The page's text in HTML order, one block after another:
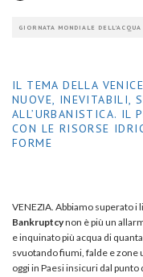
GIORNATA MONDIALE
IL TEMA DELLA
NUOVE, INEVITABILI,
ALL’URBANISTICA. IL
CON LE RISORSE
FORME
VENEZIA. Abbiamo superato
Bankruptcynon è più un
e inquinato più acqua di
svuotando fiumi, falde e
oggi in Paesi insicuri dal punto